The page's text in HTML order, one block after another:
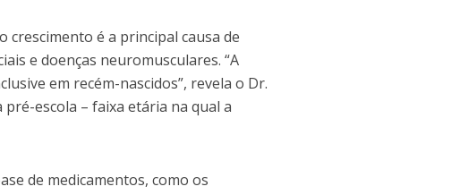
é a principal causa de
e doenças neuromusculares. “A
em recém-nascidos”, revela o Dr.
escola – faixa etária na qual a
de medicamentos, como os